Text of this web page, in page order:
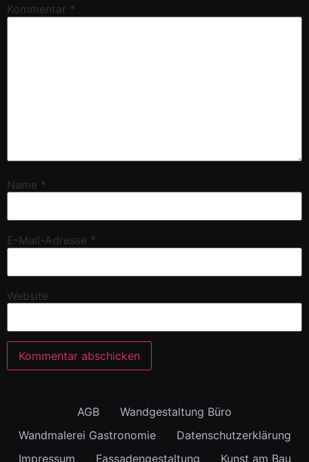
Kommentar *
Name *
E-Mail-Adresse *
Website
AGB
Wandgestaltung Büro
Wandmalerei Gastronomie
Datenschutzerklärung
Impressum
Fassadengestaltung Kunst am Bau